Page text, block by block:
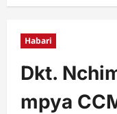
Habari
Dkt.
mpya